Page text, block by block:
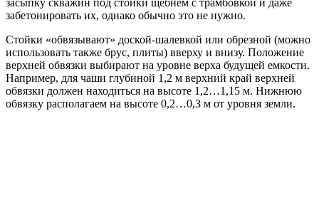
забетонировать их, однако обычно это не нужно.
Стойки «обвязывают» доской-шалевкой или обрезной (можно
использовать также брус, плиты) вверху и внизу. Положение
верхней обвязки выбирают на уровне верха будущей емкости.
Например, для чаши глубиной 1,2 м верхний край верхней
обвязки должен находиться на высоте 1,2…1,15 м. Нижнюю
обвязку располагаем на высоте 0,2…0,3 м от уровня земли.